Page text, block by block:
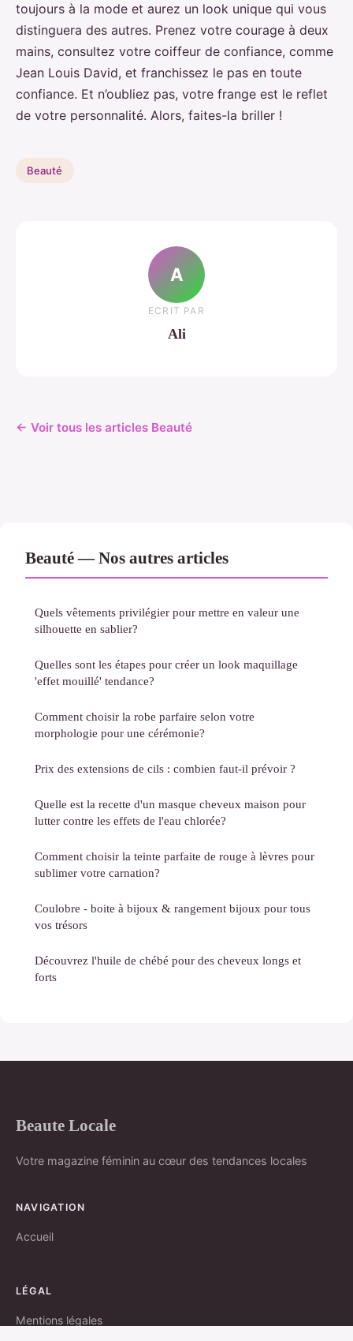
toujours à la mode et aurez un look unique qui vous
distinguera des autres. Prenez votre courage à deux
mains, consultez votre coiffeur de confiance, comme
Jean Louis David, et franchissez le pas en toute
confiance. Et n’oubliez pas, votre frange est le reflet
de votre personnalité. Alors, faites-la briller !
Beauté
A
ECRIT PAR
Ali
← Voir tous les articles Beauté
Beauté — Nos autres articles
Quels vêtements privilégier pour mettre en valeur une
silhouette en sablier?
Quelles sont les étapes pour créer un look maquillage
'effet mouillé' tendance?
Comment choisir la robe parfaire selon votre
morphologie pour une cérémonie?
Prix des extensions de cils : combien faut-il prévoir ?
Quelle est la recette d'un masque cheveux maison pour
lutter contre les effets de l'eau chlorée?
Comment choisir la teinte parfaite de rouge à lèvres pour
sublimer votre carnation?
Coulobre - boite à bijoux & rangement bijoux pour tous
vos trésors
Découvrez l'huile de chébé pour des cheveux longs et
forts
Beaute Locale
Votre magazine féminin au cœur des tendances locales
NAVIGATION
Accueil
LÉGAL
Mentions légales